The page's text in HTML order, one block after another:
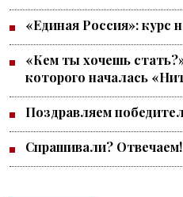
«Единая Россия»: курс
«Кем ты хочешь
которого началась
Поздравляем
Спрашивали? Отвечаем!